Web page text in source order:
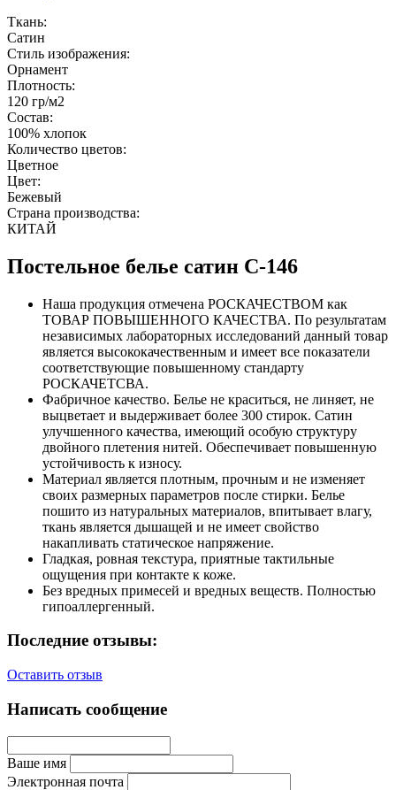
Ткань:
Сатин
Стиль изображения:
Орнамент
Плотность:
120 гр/м2
Состав:
100% хлопок
Количество цветов:
Цветное
Цвет:
Бежевый
Страна производства:
КИТАЙ
Постельное белье сатин С-146
Наша продукция отмечена РОСКАЧЕСТВОМ как
ТОВАР ПОВЫШЕННОГО КАЧЕСТВА. По результатам
независимых лабораторных исследований данный товар
является высококачественным и имеет все показатели
соответствующие повышенному стандарту
РОСКАЧЕТСВА.
Фабричное качество. Белье не краситься, не линяет, не
выцветает и выдерживает более 300 стирок. Сатин
улучшенного качества, имеющий особую структуру
двойного плетения нитей. Обеспечивает повышенную
устойчивость к износу.
Материал является плотным, прочным и не изменяет
своих размерных параметров после стирки. Белье
пошито из натуральных материалов, впитывает влагу,
ткань является дышащей и не имеет свойство
накапливать статическое напряжение.
Гладкая, ровная текстура, приятные тактильные
ощущения при контакте к коже.
Без вредных примесей и вредных веществ. Полностью
гипоаллергенный.
Последние отзывы:
Оставить отзыв
Написать сообщение
Ваше имя
Электронная почта